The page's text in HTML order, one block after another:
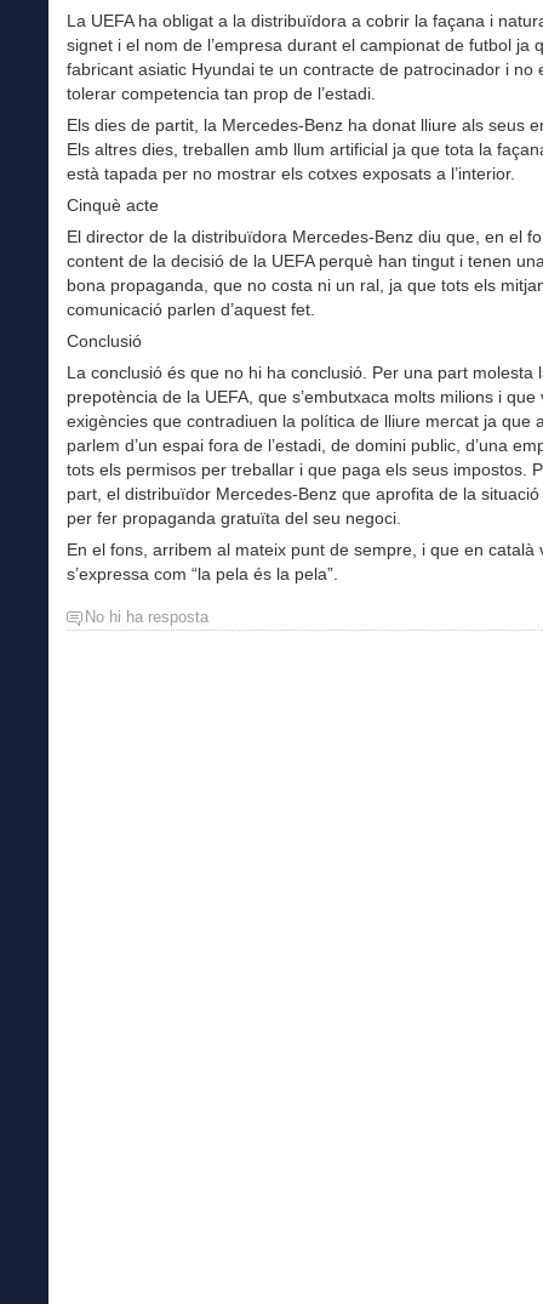
La UEFA ha obligat a la distribuïdora a cobrir la façana i
signet i el nom de l’empresa durant el campionat de futbol ja
fabricant asiatic Hyundai te un contracte de patrocinador i no
tolerar competencia tan prop de l’estadi.
Els dies de partit, la Mercedes-Benz ha donat lliure als seus
Els altres dies, treballen amb llum artificial ja que tota la
està tapada per no mostrar els cotxes exposats a l’interior.
Cinquè acte
El director de la distribuïdora Mercedes-Benz diu que, en el
content de la decisió de la UEFA perquè han tingut i tenen
bona propaganda, que no costa ni un ral, ja que tots els
comunicació parlen d’aquest fet.
Conclusió
La conclusió és que no hi ha conclusió. Per una part molesta
prepotència de la UEFA, que s’embutxaca molts milions i que
exigències que contradiuen la política de lliure mercat ja que
parlem d’un espai fora de l’estadi, de domini public, d’una
tots els permisos per treballar i que paga els seus impostos.
part, el distribuïdor Mercedes-Benz que aprofita de la
per fer propaganda gratuïta del seu negoci.
En el fons, arribem al mateix punt de sempre, i que en català
s’expressa com “la pela és la pela”.
No hi ha resposta